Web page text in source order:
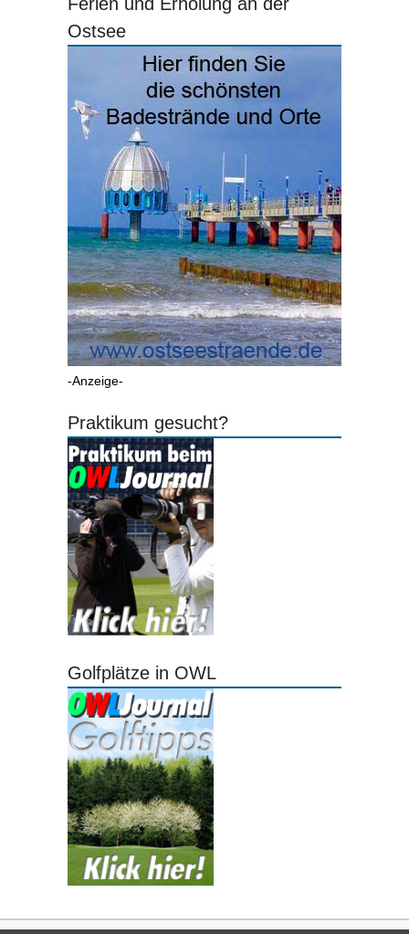
Ostsee
-Anzeige-
Praktikum gesucht?
Golfplätze in OWL